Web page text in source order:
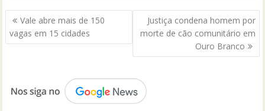
Navegação
de
Post
Vale abre mais de 150
vagas em 15 cidades
Justiça condena homem por
morte de cão comunitário em
Ouro Branco